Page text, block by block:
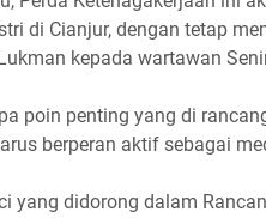
di Cianjur, dengan tetap
kepada wartawan
poin penting yang di
berperan aktif sebagai
yang didorong dalam